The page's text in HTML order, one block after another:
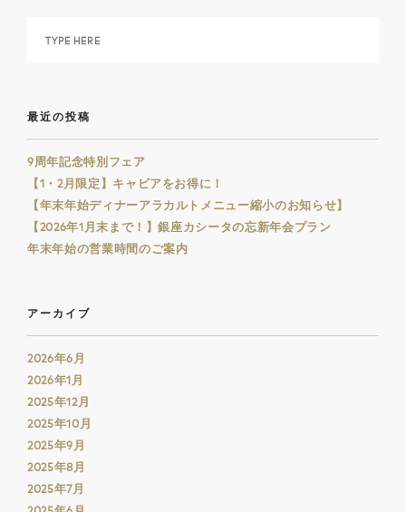
最近の投稿
9周年記念特別フェア
【1・2月限定】キャビアをお得に！
【年末年始ディナーアラカルトメニュー縮小のお知らせ】
【2026年1月末まで！】銀座カシータの忘新年会プラン
年末年始の営業時間のご案内
アーカイブ
2026年6月
2026年1月
2025年12月
2025年10月
2025年9月
2025年8月
2025年7月